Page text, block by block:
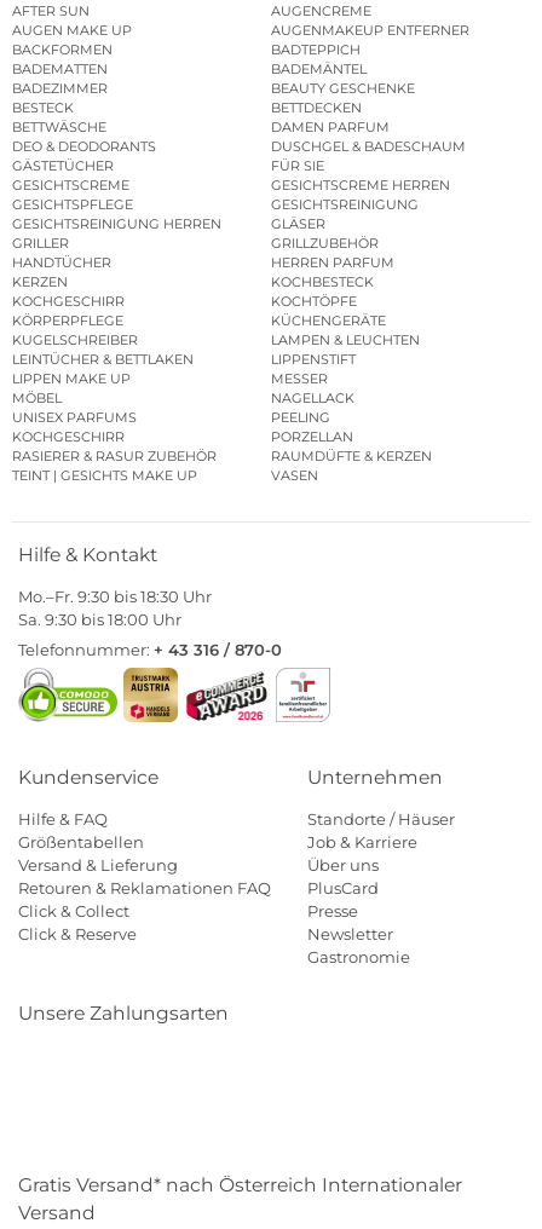
AFTER SUN
AUGENCREME
AUGEN MAKE UP
AUGENMAKEUP ENTFERNER
BACKFORMEN
BADTEPPICH
BADEMATTEN
BADEMÄNTEL
BADEZIMMER
BEAUTY GESCHENKE
BESTECK
BETTDECKEN
BETTWÄSCHE
DAMEN PARFUM
DEO & DEODORANTS
DUSCHGEL & BADESCHAUM
GÄSTETÜCHER
FÜR SIE
GESICHTSCREME
GESICHTSCREME HERREN
GESICHTSPFLEGE
GESICHTSREINIGUNG
GESICHTSREINIGUNG HERREN
GLÄSER
GRILLER
GRILLZUBEHÖR
HANDTÜCHER
HERREN PARFUM
KERZEN
KOCHBESTECK
KOCHGESCHIRR
KOCHTÖPFE
KÖRPERPFLEGE
KÜCHENGERÄTE
KUGELSCHREIBER
LAMPEN & LEUCHTEN
LEINTÜCHER & BETTLAKEN
LIPPENSTIFT
LIPPEN MAKE UP
MESSER
MÖBEL
NAGELLACK
UNISEX PARFUMS
PEELING
KOCHGESCHIRR
PORZELLAN
RASIERER & RASUR ZUBEHÖR
RAUMDÜFTE & KERZEN
TEINT | GESICHTS MAKE UP
VASEN
Hilfe & Kontakt
Mo.–Fr. 9:30 bis 18:30 Uhr
Sa. 9:30 bis 18:00 Uhr
Telefonnummer: + 43 316 / 870-0
Kundenservice
Hilfe & FAQ
Größentabellen
Versand & Lieferung
Retouren & Reklamationen FAQ
Click & Collect
Click & Reserve
Unternehmen
Standorte / Häuser
Job & Karriere
Über uns
PlusCard
Presse
Newsletter
Gastronomie
Unsere Zahlungsarten
Gratis Versand* nach Österreich Internationaler
Versand